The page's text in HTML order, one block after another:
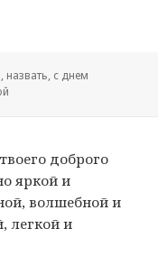
, назвать, с днем
доброго
яркой и
волшебной и
легкой и